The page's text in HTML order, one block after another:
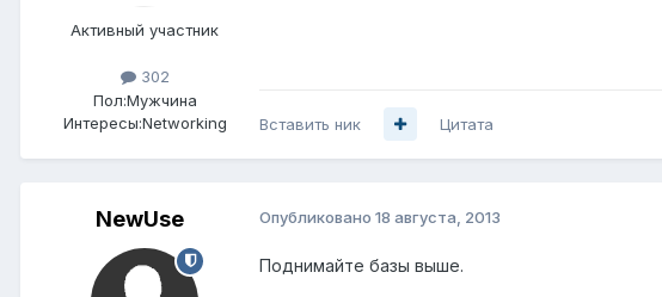
Активный участник
302
Пол:Мужчина
Интересы:Networking Вставить ник Цитата
NewUse Опубликовано 18 августа, 2013
Поднимайте базы выше.